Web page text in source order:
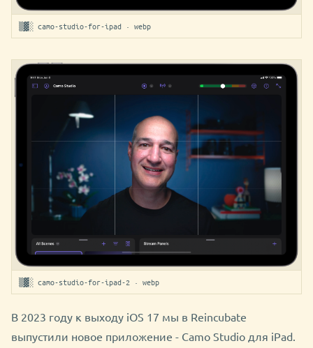
▒▓░ camo-studio-for-ipad · webp
▒▓░ camo-studio-for-ipad-2 · webp
В 2023 году к выходу iOS 17 мы в Reincubate
выпустили новое приложение - Camo Studio для iPad.